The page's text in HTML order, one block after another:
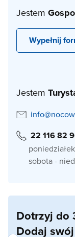
Jestem
Wypełnij
Jestem
22 116 82
sobota -
Dotrzyj do
Dodaj